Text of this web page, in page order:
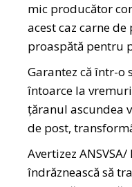
mic producător
acest caz carne de
proaspătă pentru
Garantez că într-o
întoarce la
țăranul ascundea
de post,
Avertizez
îndrăznească să